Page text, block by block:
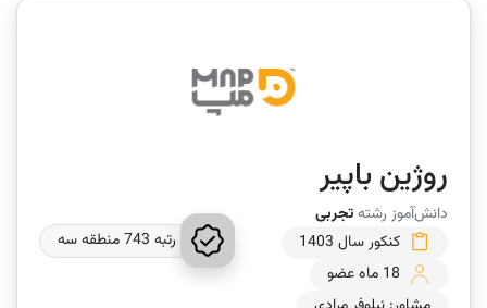
روژین باپیر
دانش‌آموز رشتهتجربی
کنکور سال 1403
18 ماه عضو
رتبه 743 منطقه سه